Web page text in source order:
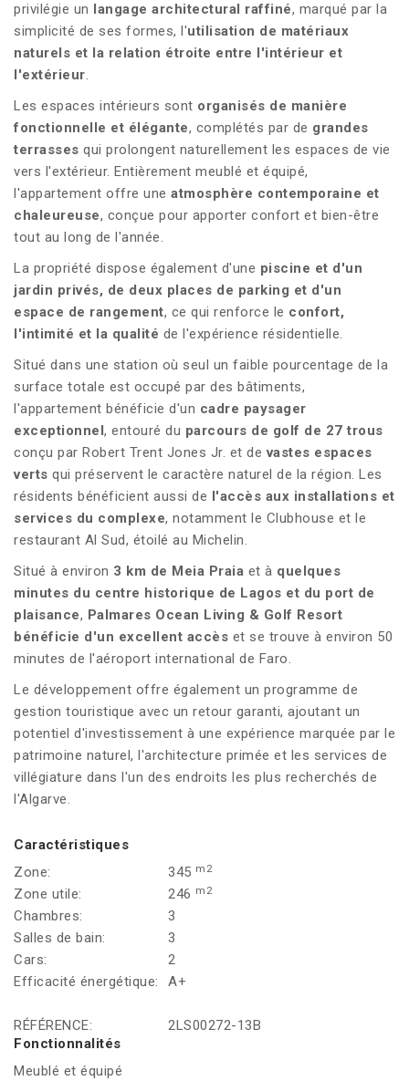
privilégie un
langage architectural raffiné, marqué par la
simplicité de ses formes, l'utilisation de matériaux
naturels et la relation étroite entre l'intérieur et
l'extérieur.
Les espaces intérieurs sont organisés de manière
fonctionnelle et élégante, complétés par de grandes
terrasses qui prolongent naturellement les espaces de vie
vers l'extérieur. Entièrement meublé et équipé,
l'appartement offre une atmosphère contemporaine et
chaleureuse, conçue pour apporter confort et bien-être
tout au long de l'année.
La propriété dispose également d'une piscine et d'un
jardin privés, de deux places de parking et d'un
espace de rangement, ce qui renforce le confort,
l'intimité et la qualité de l'expérience résidentielle.
Situé dans une station où seul un faible pourcentage de la
surface totale est occupé par des bâtiments,
l'appartement bénéficie d'un cadre paysager
exceptionnel , entouré du parcours de golf de 27 trous
conçu par Robert Trent Jones Jr. et devastes espaces
verts qui préservent le caractère naturel de la région. Les
résidents bénéficient aussi de
l'accès aux installations et
services du complexe, notamment le Clubhouse et le
restaurant Al Sud, étoilé au Michelin.
Situé à environ 3 km de Meia Praia et à quelques
minutes du centre historique de Lagos et du port de
plaisance, Palmares Ocean Living & Golf Resort
bénéficie d'un excellent accès et se trouve à environ 50
minutes de l'aéroport international de Faro.
Le développement offre également un programme de
gestion touristique avec un retour garanti, ajoutant un
potentiel d'investissement à une expérience marquée par le
patrimoine naturel, l'architecture primée et les services de
villégiature dans l'un des endroits les plus recherchés de
l'Algarve.
Caractéristiques
Zone:
345 m2
Zone utile: 246 m2
Chambres:
3
Salles de bain:
3
Cars:
2
Efficacité énergétique:
A+
RÉFÉRENCE:
2LS00272-13B
Fonctionnalités
Meublé et équipé